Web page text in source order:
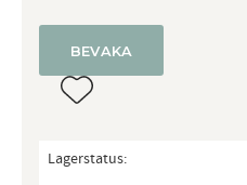
Lägg till i favoriter
BEVAKA
Lagerstatus